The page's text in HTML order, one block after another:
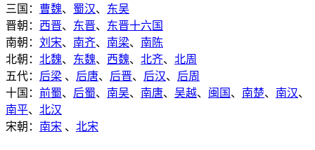
三国： 曹魏、 蜀汉、 东吴
晋朝： 西晋、 东晋、 东晋十六国
南朝： 刘宋、 南齐、 南梁、 南陈
北朝： 北魏、 东魏、 西魏、 北齐、 北周
五代： 后梁 、 后唐、 后晋、 后汉、 后周
十国： 前蜀、 后蜀、 南吴、 南唐、 吴越、 闽国 、 南楚、 南汉、
南平、 北汉
宋朝： 南宋 、 北宋